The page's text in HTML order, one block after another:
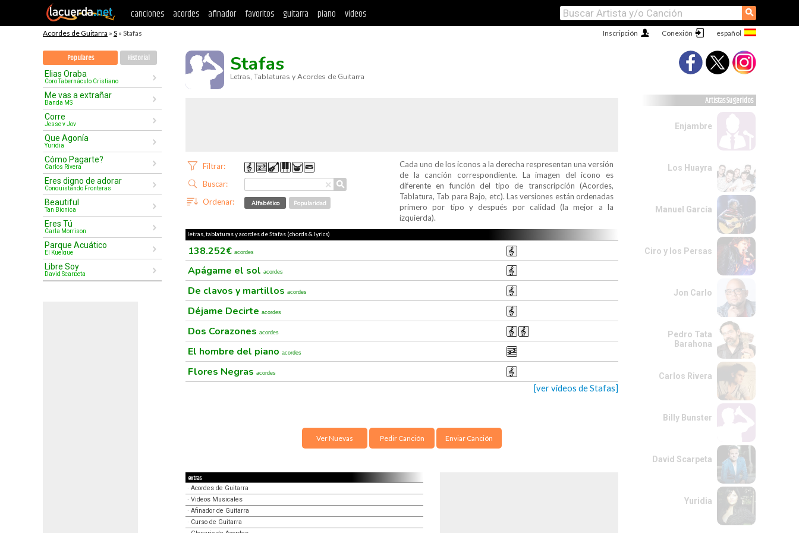
canciones acordes afinador favoritos guitarra piano videos ⚲
Acordes de Guitarra » S » Stafas Conexión
Inscripción
Populares Historial
Elias Oraba
Coro Tabernáculo Cristiano
Me vas a extrañar
Banda MS
Corre
Jesse y Joy
Que Agonía
Yuridia
Cómo Pagarte?
Carlos Rivera
Eres digno de adorar
Conquistando Fronteras
Beautiful
Tan Bionica
Eres Tú
Carla Morrison
Parque Acuático
El Kuelgue
Libre Soy
David Scarpeta
Stafas
Letras, Tablaturas y Acordes de Guitarra
Filtrar:
×
Buscar: ⚲
Ordenar: Alfabético Popularidad
Cada uno de los iconos a la derecha respresentan una versión
de la canción correspondiente. La imagen del icono es
diferente en función del tipo de transcripción (Acordes,
Tablatura, Tab para Bajo, etc). Las versiones están ordenadas
primero por tipo y después por calidad (la mejor a la
izquierda).
letras, tablaturas y acordes de Stafas (chords & lyrics)
138.252€ acordes
Apágame el sol acordes
De clavos y martillos acordes
Déjame Decirte acordes
Dos Corazones acordes
El hombre del piano acordes
Flores Negras acordes
[ver videos de Stafas]
Ver Nuevas Pedir Canción Enviar Canción
extras
· Acordes de Guitarra
· Videos Musicales
· Afinador de Guitarra
· Curso de Guitarra
Artistas Sugeridos
Enjambre
Los Huayra
Manuel García
Ciro y los Persas
Jon Carlo
Pedro Tata
Barahona
Carlos Rivera
Billy Bunster
David Scarpeta
Yuridia